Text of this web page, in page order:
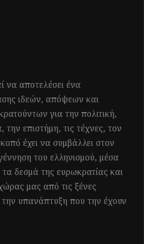
να αποτελέσει ένα
ιδεών, απόψεων και
για την πολιτική,
την επιστήμη, τις τέχνες, τον
έχει να συμβάλλει στον
του ελληνισμού, μέσα
δεσμά της ευρωκρατίας και
μας από τις ξένες
την υπανάπτυξη που την έχουν